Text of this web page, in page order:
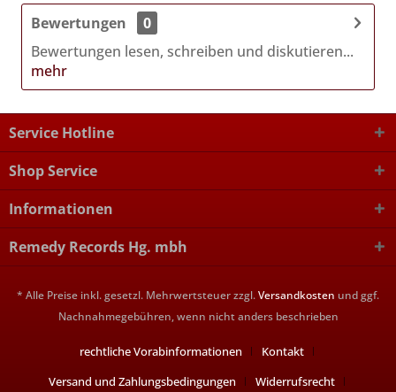
Bewertungen
0
Bewertungen lesen, schreiben und diskutieren...
mehr
Service Hotline
Shop Service
Informationen
Remedy Records Hg. mbh
* Alle Preise inkl. gesetzl. Mehrwertsteuer zzgl.Versandkosten und ggf.
Nachnahmegebühren, wenn nicht anders beschrieben
rechtliche Vorabinformationen
Kontakt
Versand und Zahlungsbedingungen
Widerrufsrecht